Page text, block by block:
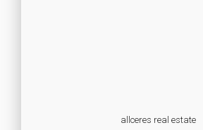
allceres real estate